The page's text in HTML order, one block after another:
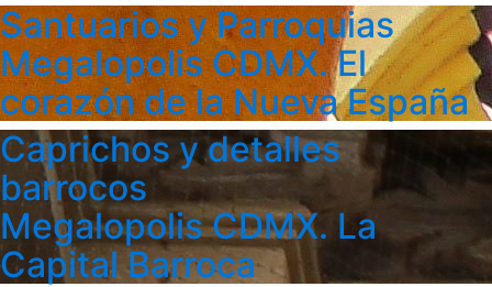
Santuarios y Parroquias
Megalopolis CDMX. El
corazón de la Nueva España
Caprichos y detalles
barrocos
Megalopolis CDMX. La
Capital Barroca